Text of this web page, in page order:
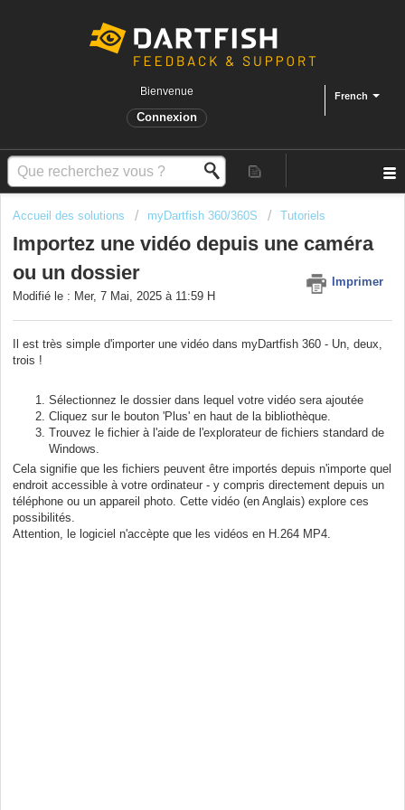
French
Bienvenue
Connexion
Accueil des solutions myDartfish 360/360S Tutoriels
Importez une vidéo depuis une caméra
ou un dossier
Imprimer
Modifié le : Mer, 7 Mai, 2025 à 11:59 H
Il est très simple d'importer une vidéo dans myDartfish 360 - Un, deux,
trois !
Sélectionnez le dossier dans lequel votre vidéo sera ajoutée
Cliquez sur le bouton 'Plus' en haut de la bibliothèque.
Trouvez le fichier à l'aide de l'explorateur de fichiers standard de
Windows.
Cela signifie que les fichiers peuvent être importés depuis n'importe quel
endroit accessible à votre ordinateur - y compris directement depuis un
téléphone ou un appareil photo. Cette vidéo (en Anglais) explore ces
possibilités.
Attention, le logiciel n'accèpte que les vidéos en H.264 MP4.